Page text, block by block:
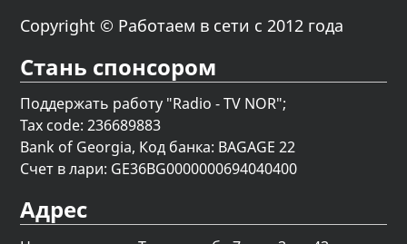
Copyright © Работаем в сети с 2012 года
Стань спонсором
Поддержать работу "Radio - TV NOR";
Tax code: 236689883
Bank of Georgia, Код банка: BAGAGE 22
Счет в лари: GE36BG0000000694040400
Адрес